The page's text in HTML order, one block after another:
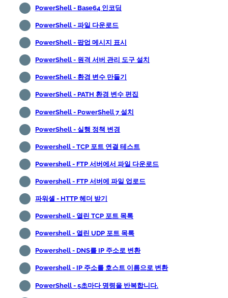
PowerShell - Base64 인코딩
PowerShell - 파일 다운로드
PowerShell - 팝업 메시지 표시
PowerShell - 원격 서버 관리 도구 설치
PowerShell - 환경 변수 만들기
PowerShell - PATH 환경 변수 편집
PowerShell - PowerShell 7 설치
PowerShell - 실행 정책 변경
Powershell - TCP 포트 연결 테스트
Powershell - FTP 서버에서 파일 다운로드
Powershell - FTP 서버에 파일 업로드
파워셸 - HTTP 헤더 받기
Powershell - 열린 TCP 포트 목록
Powershell - 열린 UDP 포트 목록
Powershell - DNS를 IP 주소로 변환
Powershell - IP 주소를 호스트 이름으로 변환
PowerShell - 5초마다 명령을 반복합니다.